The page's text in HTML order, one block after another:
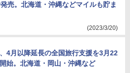
売。北海道・沖縄などマイルも貯ま
(2023/3/20)
4月以降延長の全国旅行支援を3月22
始。北海道・岡山・沖縄など